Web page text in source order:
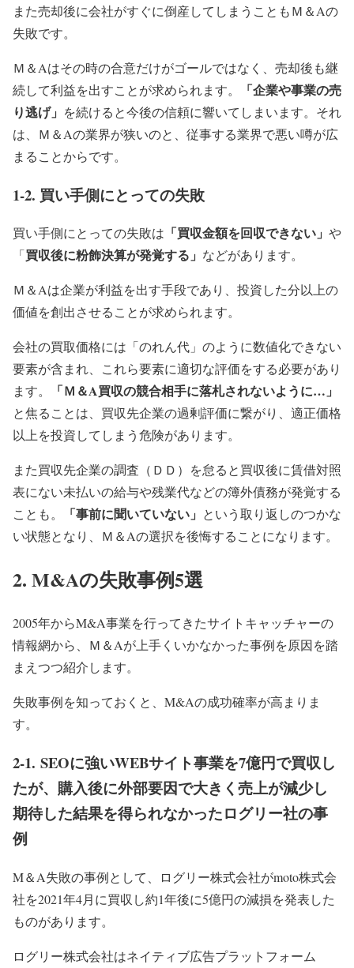
また売却後に会社がすぐに倒産してしまうこともＭ＆Aの
失敗です。
Ｍ＆Aはその時の合意だけがゴールではなく、売却後も継
続して利益を出すことが求められます。
「企業や事業の売
り逃げ」 を続けると今後の信頼に響いてしまいます。それ
は、Ｍ＆Aの業界が狭いのと、従事する業界で悪い噂が広
まることからです。
1-2. 買い手側にとっての失敗
買い手側にとっての失敗は 「買収金額を回収できない」 や
「買収後に粉飾決算が発覚する」 などがあります。
Ｍ＆Aは企業が利益を出す手段であり、投資した分以上の
価値を創出させることが求められます。
会社の買取価格には「のれん代」のように数値化できない
要素が含まれ、これら要素に適切な評価をする必要があり
ます。
「Ｍ＆A買収の競合相手に落札されないように…」
と焦ることは、買収先企業の過剰評価に繋がり、適正価格
以上を投資してしまう危険があります。
また買収先企業の調査（ＤＤ）を怠ると買収後に賃借対照
表にない未払いの給与や残業代などの簿外債務が発覚する
ことも。
「事前に聞いていない」 という取り返しのつかな
い状態となり、Ｍ＆Aの選択を後悔することになります。
2. M&Aの失敗事例5選
2005年からM&A事業を行ってきたサイトキャッチャーの
情報網から、Ｍ＆Aが上手くいかなかった事例を原因を踏
まえつつ紹介します。
失敗事例を知っておくと、M&Aの成功確率が高まりま
す。
2-1. SEOに強いWEBサイト事業を7億円で買収し
たが、購入後に外部要因で大きく売上が減少し
期待した結果を得られなかったログリー社の事
例
M＆A失敗の事例として、ログリー株式会社がmoto株式会
社を2021年4月に買収し約1年後に5億円の減損を発表した
ものがあります。
ログリー株式会社はネイティブ広告プラットフォーム